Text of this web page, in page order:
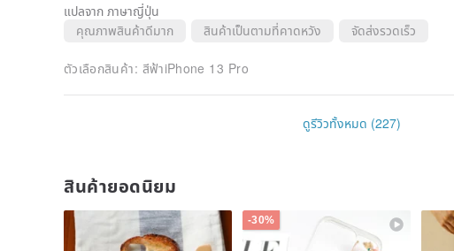
แปลจาก ภาษาญี่ปุ่น
คุณภาพสินค้าดีมาก
สินค้าเป็นตามที่คาดหวัง จัดส่งรวดเร็ว
ตัวเลือกสินค้า: สีฟ้าiPhone 13 Pro
ดูรีวิวทั้งหมด (227)
สินค้ายอดนิยม
-30%